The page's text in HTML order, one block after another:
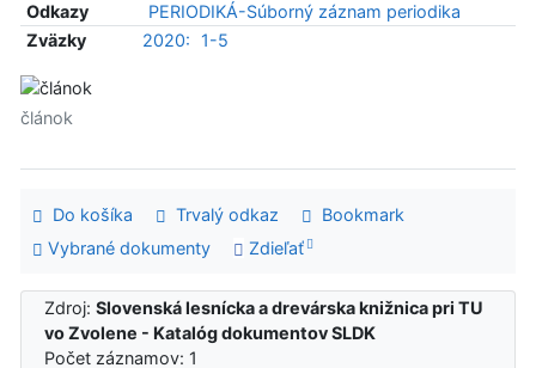
Odkazy
PERIODIKÁ-Súborný záznam periodika
Zväzky
2020: 1-5
článok
Do košíka Trvalý odkaz
Bookmark
Vybrané dokumenty
Zdieľať
Zdroj:Slovenská lesnícka a drevárska knižnica pri TU
vo Zvolene - Katalóg dokumentov SLDK
Počet záznamov: 1